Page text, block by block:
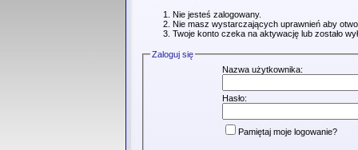
Nie jesteś zalogowany.
Nie masz wystarczających uprawnień aby
Twoje konto czeka na aktywację lub zostało
Zaloguj się
Nazwa użytkownika:
Hasło:
Pamiętaj moje logowanie?